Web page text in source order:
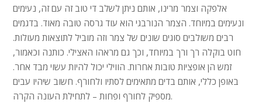
אלפקה וצמר מרינו, אותם ניתן לשלב די טוב זה עם זה, נעימים
ונעימים במיוחד. הצמר הנורבגי הוא עוד גרסה טובה מאוד. בדגמים
רבים משולבים סוגים שונים של צמר וזה מוביל לתוצאות מעולות.
חוט בוקלה רך ורך במיוחד, וכך גם מראהו האצילי. כותנה וכאמור,
זמש הן אופציות טובות אחרות. הווילי יכול להיות עשוי מבד אחר.
באופן כללי, אותם בדים מתאימים לסתיו ולחורף. חשוב שיהיו עבים
מספיק לחורף ופחות – לתחילת העונה הקרה.